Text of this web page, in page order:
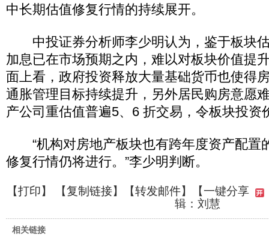
中长期估值修复行情的持续展开。
中投证券分析师李少明认为，鉴于板块
加息已在市场预期之内，难以对板块价值提
面上看，政府投资释放大量基础货币也使得
通胀管理目标持续提升，另外居民购房意愿
产公司重估值普遍5、6 折交易，令板块投资
“机构对房地产板块也有跨年度资产配置
修复行情仍将进行。”李少明判断。
【打印】 【复制链接】【转发邮件】
【一键分享
辑：刘慧
相关链接